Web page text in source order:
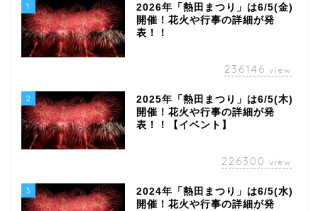
1
2026年「熱田まつり」は6/5(金)
開催！花火や行事の詳細が発
表！！
236146 view
2
2025年「熱田まつり」は6/5(木)
開催！花火や行事の詳細が発
表！！【イベント】
226300 view
3
2024年「熱田まつり」は6/5(水)
開催！花火や行事の詳細が発